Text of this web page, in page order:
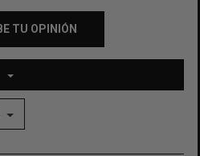
TU OPINIÓN